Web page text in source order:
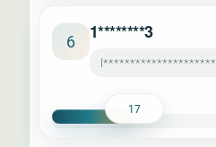
6 1********3
17